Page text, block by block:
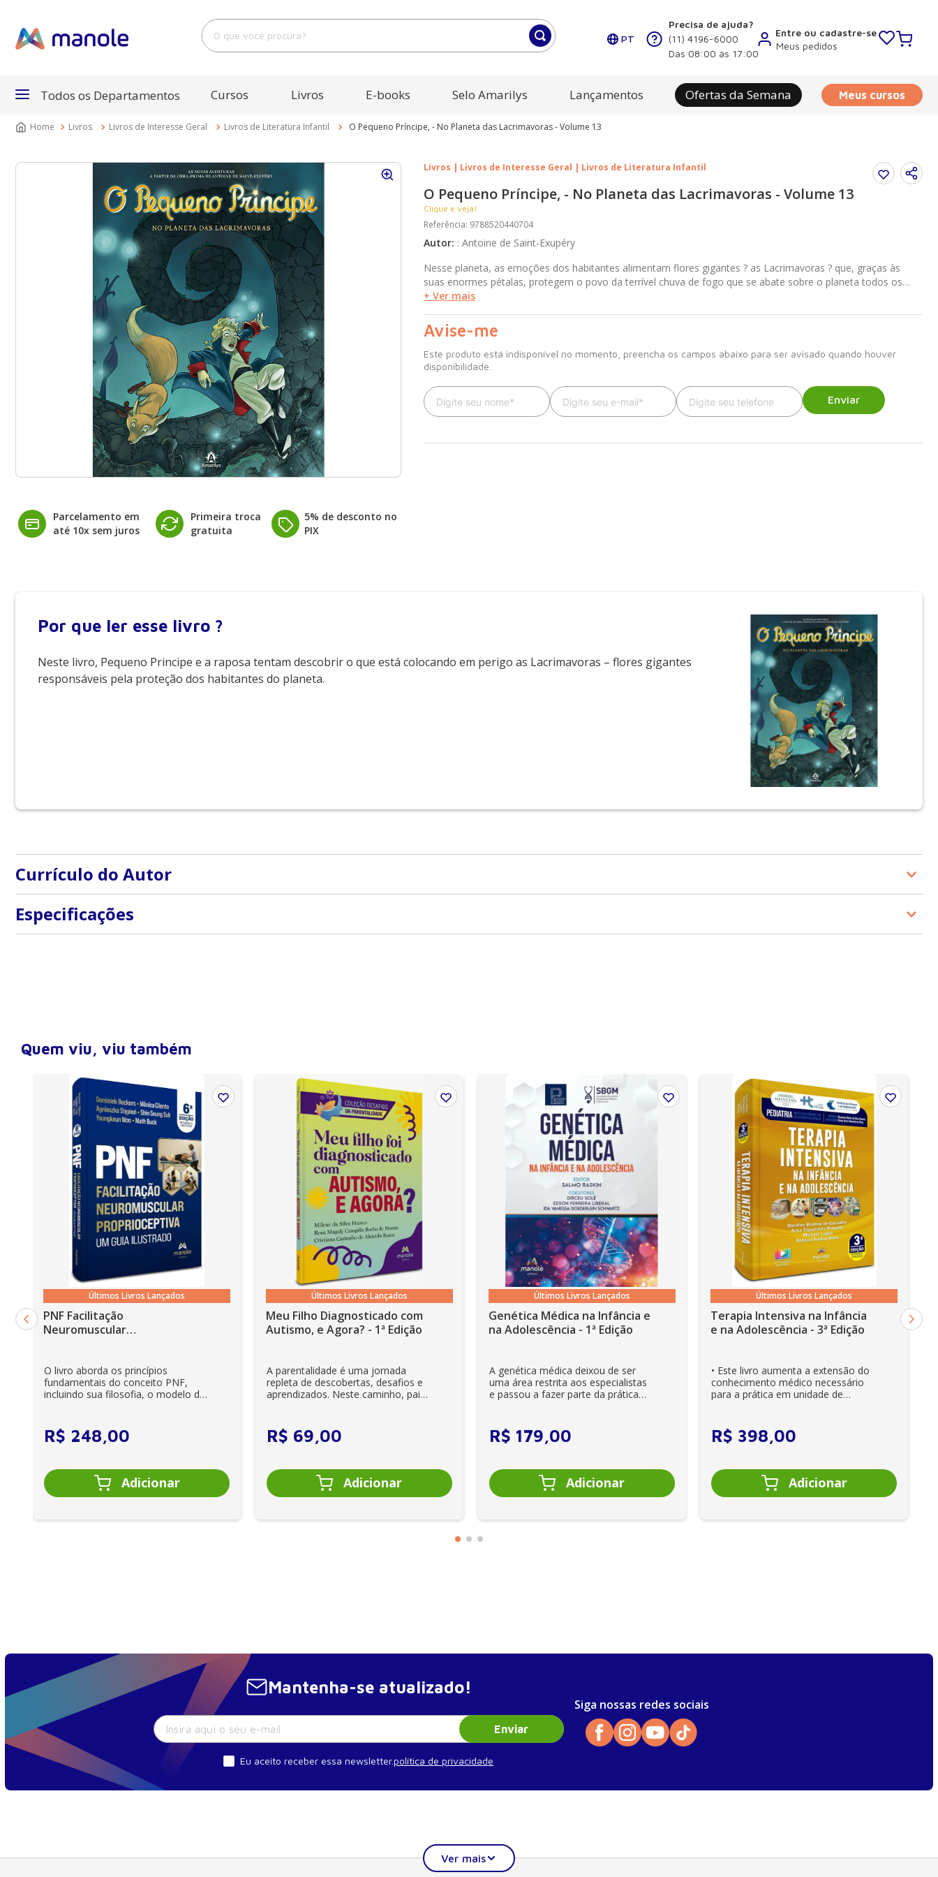
O que você procura?
PT
Precisa de ajuda?
(11) 4196-6000
Das 08:00 às 17:00
Entre ou cadastre-se
Meus pedidos
Todos os Departamentos Cursos Livros E-books Selo Amarilys Lançamentos Ofertas da Semana Meus cursos
Livros Livros de Interesse Geral Livros de Literatura Infantil O Pequeno Príncipe, - No Planeta das Lacrimavoras - Volume 13
Parcelamento em
até 10x sem juros
Primeira troca
gratuita
5% de desconto no
PIX
Livros | Livros de Interesse Geral | Livros de Literatura Infantil
O Pequeno Príncipe, - No Planeta das Lacrimavoras - Volume 13
Clique e veja!
Referência: 9788520440704
Autor: : Antoine de Saint-Exupéry
Nesse planeta, as emoções dos habitantes alimentam flores gigantes ? as Lacrimavoras ? que, graças às
suas enormes pétalas, protegem o povo da terrível chuva de fogo que se abate sobre o planeta todos os
dias. Quando chega o Pequeno Príncipe, as Lacrimavoras estão em perigo...
+ Ver mais
Avise-me
Este produto está indisponível no momento, preencha os campos abaixo para ser avisado quando houver
disponibilidade.
Enviar
Por que ler esse livro ?
Neste livro, Pequeno Principe e a raposa tentam descobrir o que está colocando em perigo as Lacrimavoras – flores gigantes
responsáveis pela proteção dos habitantes do planeta.
Currículo do Autor
Especificações
Número de páginas
48
Encadernação
Ano de publicação
2015
Quem viu, viu também
Últimos Livros Lançados
PNF Facilitação
Neuromuscular
O livro aborda os princípios
fundamentais do conceito PNF,
incluindo sua filosofia, o modelo da
R$ 248,00
Últimos Livros Lançados
Meu Filho Diagnosticado com
Autismo, e Agora? - 1ª Edição
A parentalidade é uma jornada
repleta de descobertas, desafios e
aprendizados. Neste caminho, pais
R$ 69,00
Últimos Livros Lançados
Genética Médica na Infância e
na Adolescência - 1ª Edição
A genética médica deixou de ser
uma área restrita aos especialistas
e passou a fazer parte da prática
R$ 179,00
Últimos Livros Lançados
Terapia Intensiva na Infância
e na Adolescência - 3ª Edição
• Este livro aumenta a extensão do
conhecimento médico necessário
para a prática em unidade de
R$ 398,00
Mantenha-se atualizado!
Enviar
Eu aceito receber essa newsletter.política de privacidade
Siga nossas redes sociais